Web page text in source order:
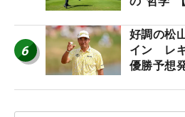
6
好調の松
イン レ
優勝予想